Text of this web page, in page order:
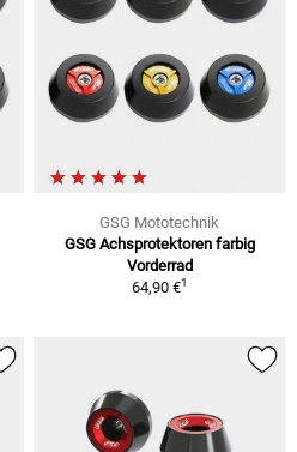
GSG Mototechnik
GSG Achsprotektoren farbig
Vorderrad
64,90 €1